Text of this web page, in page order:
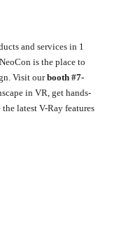
and services in 1
is the place to
Visit ourbooth #7-
in VR, get hands-
latest V-Ray features